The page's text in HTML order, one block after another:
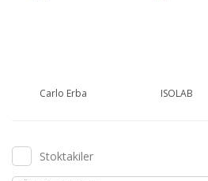
Carlo Erba ISOLAB
Stoktakiler